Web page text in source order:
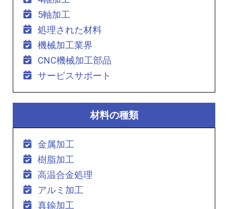
5軸加工
処理された材料
機械加工業界
CNC機械加工部品
サービスサポート
材料の種類
金属加工
樹脂加工
高温合金処理
アルミ加工
真鍮加工